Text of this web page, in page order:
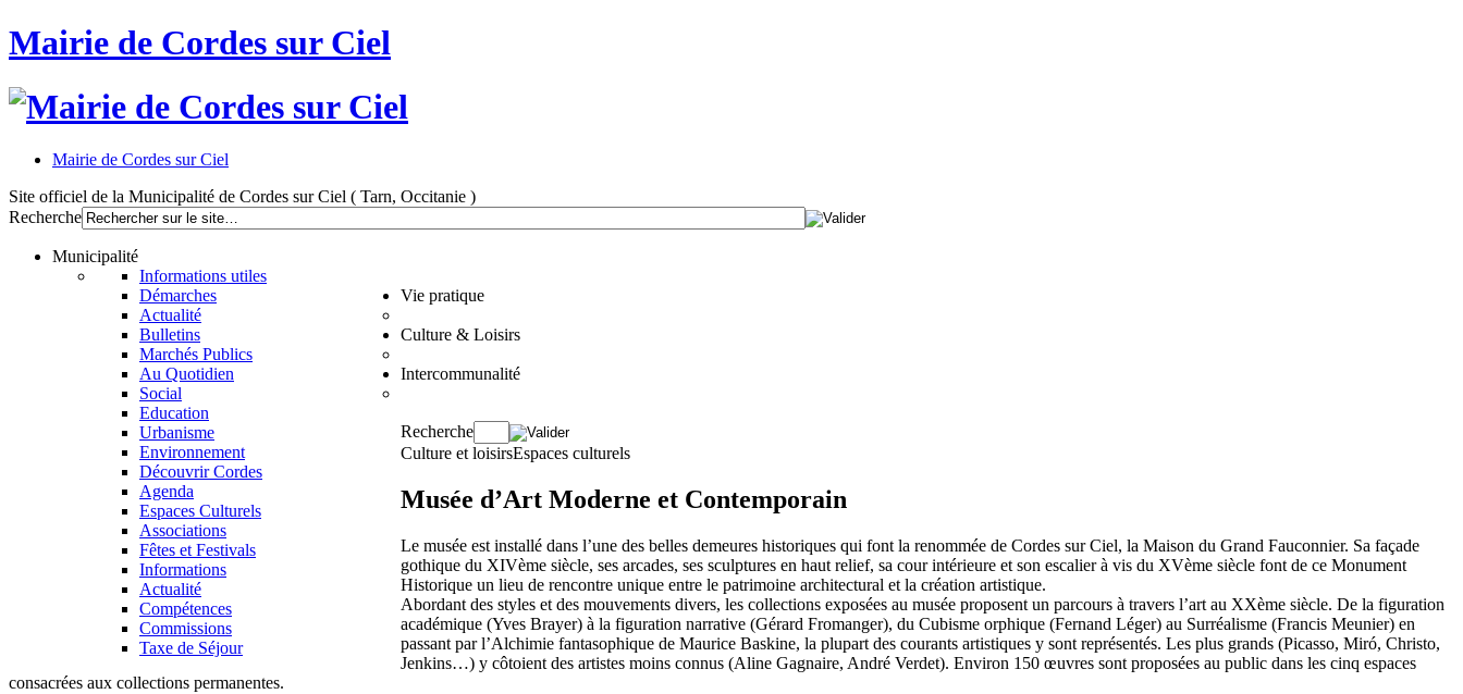
Mairie de Cordes sur Ciel
Mairie de Cordes sur Ciel
Site officiel de la Municipalité de Cordes sur Ciel ( Tarn, Occitanie )
Recherche
Municipalité
Informations utiles
Démarches
Actualité
Bulletins
Marchés Publics
Vie pratique
Au Quotidien
Social
Education
Urbanisme
Environnement
Culture & Loisirs
Découvrir Cordes
Agenda
Espaces Culturels
Associations
Fêtes et Festivals
Intercommunalité
Informations
Actualité
Compétences
Commissions
Taxe de Séjour
Recherche
Culture et loisirsEspaces culturels
Musée d’Art Moderne et Contemporain
Le musée est installé dans l’une des belles demeures historiques qui font la renommée de Cordes sur Ciel, la Maison du Grand Fauconnier. Sa façade
gothique du XIVème siècle, ses arcades, ses sculptures en haut relief, sa cour intérieure et son escalier à vis du XVème siècle font de ce Monument
Historique un lieu de rencontre unique entre le patrimoine architectural et la création artistique.
Abordant des styles et des mouvements divers, les collections exposées au musée proposent un parcours à travers l’art au XXème siècle. De la figuration
académique (Yves Brayer) à la figuration narrative (Gérard Fromanger), du Cubisme orphique (Fernand Léger) au Surréalisme (Francis Meunier) en
passant par l’Alchimie fantasophique de Maurice Baskine, la plupart des courants artistiques y sont représentés. Les plus grands (Picasso, Miró, Christo,
Jenkins…) y côtoient des artistes moins connus (Aline Gagnaire, André Verdet). Environ 150 œuvres sont proposées au public dans les cinq espaces
consacrées aux collections permanentes.